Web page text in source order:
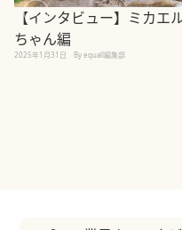
【インタビュー】ミカエ
ちゃん編
2025年1月31日 By equall編集部